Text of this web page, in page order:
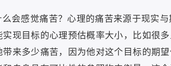
么会感觉痛苦？心理的痛苦来源于现实
实现目标的心理预估概率大小，比如很
带来多少痛苦，因为他对这个目标的期